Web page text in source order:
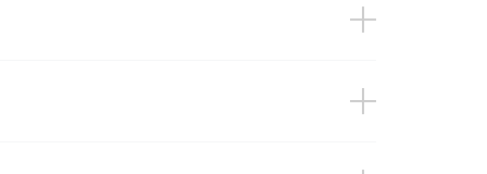
& 12V/13A & 24V/5A